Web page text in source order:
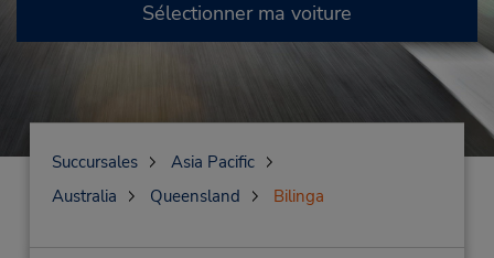
Sélectionner ma voiture
Succursales
Asia Pacific
Australia
Queensland Bilinga